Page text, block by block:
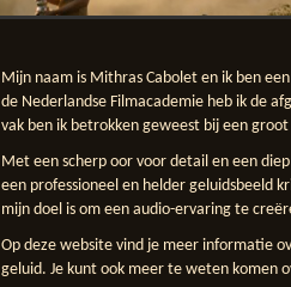
Mijn naam is Mithras Cabolet en ik ben
de Nederlandse Filmacademie heb ik de
vak ben ik betrokken geweest bij een
Met een scherp oor voor detail en een
een professioneel en helder geluidsbeeld
mijn doel is om een audio-ervaring te
Op deze website vind je meer informatie
geluid. Je kunt ook meer te weten komen